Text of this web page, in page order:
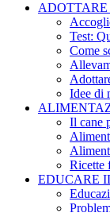
Test:
Come
Idee di
Il cane
Ricette
EDUCARE